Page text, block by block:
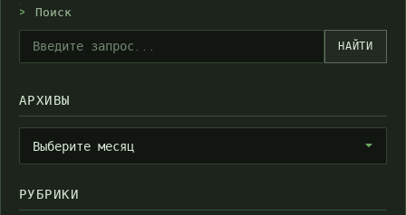
> Поиск
НАЙТИ
АРХИВЫ
Архивы
Выберите месяц
РУБРИКИ